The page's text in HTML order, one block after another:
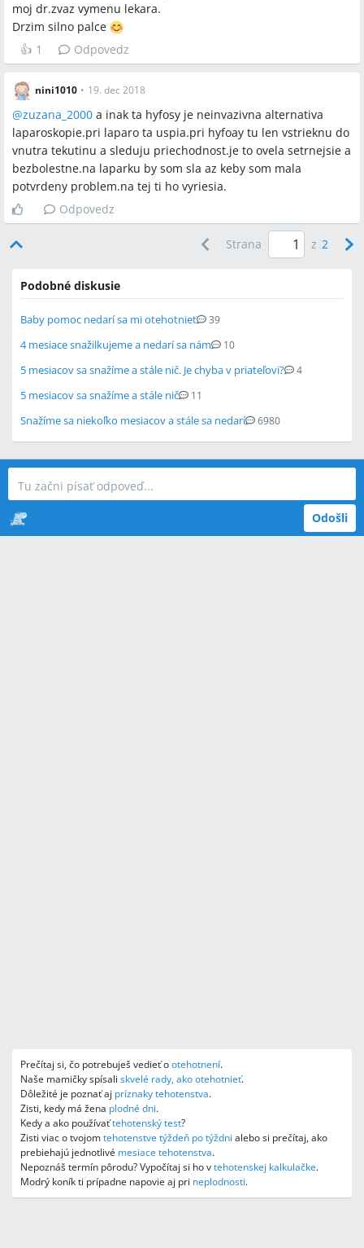
moj dr.zvaz vymenu lekara.
Drzim silno palce
👍 1 Odpovedz
nini1010 • 19. dec 2018
@zuzana_2000 a inak ta hyfosy je neinvazivna alternativa
laparoskopie.pri laparo ta uspia.pri hyfoay tu len vstrieknu do
vnutra tekutinu a sleduju priechodnost.je to ovela setrnejsie a
bezbolestne.na laparku by som sla az keby som mala
potvrdeny problem.na tej ti ho vyriesia.
Odpovedz
Strana z 2
Podobné diskusie
Baby pomoc nedarí sa mi otehotnieť 39
4 mesiace snažilkujeme a nedarí sa nám 10
5 mesiacov sa snažíme a stále nič. Je chyba v priateľovi? 4
5 mesiacov sa snažíme a stále nič 11
Snažíme sa niekoľko mesiacov a stále sa nedarí 6980
Odošli
Prečítaj si, čo potrebuješ vedieť ootehotnení.
Naše mamičky spísali skvelé rady, ako otehotnieť.
Dôležité je poznať aj príznaky tehotenstva.
Zisti, kedy má žena plodné dni.
Kedy a ako používaťtehotenský test?
Zisti viac o tvojomtehotenstve týždeň po týždni alebo si prečítaj, ako
prebiehajú jednotlivé mesiace tehotenstva.
Nepoznáš termín pôrodu? Vypočítaj si ho vtehotenskej kalkulačke.
Modrý koník ti prípadne napovie aj pri neplodnosti.